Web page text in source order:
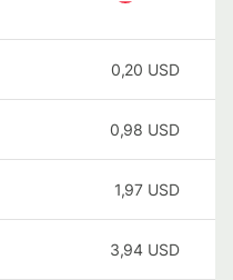
0,20 USD
0,98 USD
1,97 USD
3,94 USD